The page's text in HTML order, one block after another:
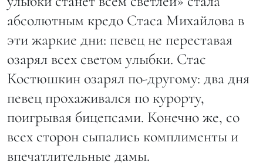
абсолютным кредо Стаса Михайлова в
эти жаркие дни: певец не переставая
озарял всех светом улыбки. Стас
Костюшкин озарял по-другому: два дня
певец прохаживался по курорту,
поигрывая бицепсами. Конечно же, со
всех сторон сыпались комплименты и
впечатлительные дамы.